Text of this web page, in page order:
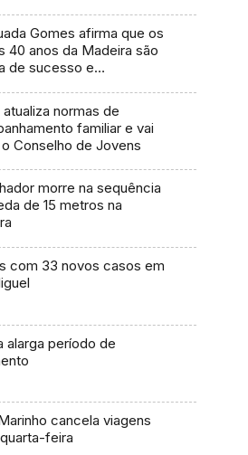
Gomes afirma que os
40 anos da Madeira são
de sucesso e
normas de
familiar e vai
Conselho de Jovens
morre na sequência
de 15 metros na
com 33 novos casos em
alarga período de
cancela viagens
feira